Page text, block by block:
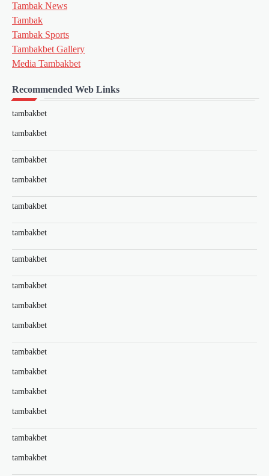
Tambak News
Tambak
Tambak Sports
Tambakbet Gallery
Media Tambakbet
Recommended Web Links
tambakbet
tambakbet
tambakbet
tambakbet
tambakbet
tambakbet
tambakbet
tambakbet
tambakbet
tambakbet
tambakbet
tambakbet
tambakbet
tambakbet
tambakbet
tambakbet